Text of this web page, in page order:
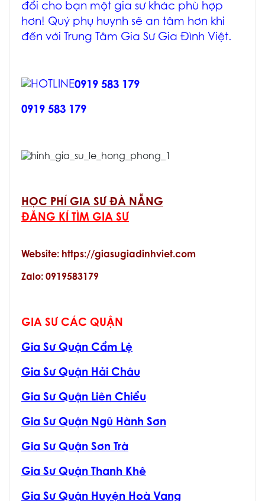
đổi cho bạn một gia sư khác phù hợp
hơn! Quý phụ huynh sẽ an tâm hơn khi
đến với Trung Tâm Gia Sư Gia Đình Việt.
0919 583 179
0919 583 179
HỌC PHÍ GIA SƯ ĐÀ NẴNG
ĐĂNG KÍ TÌM GIA SƯ
Website: https://giasugiadinhviet.com
Zalo: 0919583179
GIA SƯ CÁC QUẬN
Gia Sư Quận Cẩm Lệ
Gia Sư Quận Hải Châu
Gia Sư Quận Liên Chiểu
Gia Sư Quận Ngũ Hành Sơn
Gia Sư Quận Sơn Trà
Gia Sư Quận Thanh Khê
Gia Sư Quận Huyện Hoà Vang